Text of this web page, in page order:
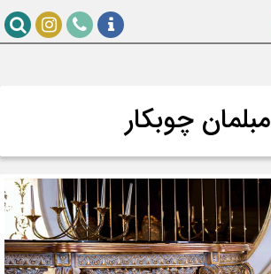
مبلمان چوبکار